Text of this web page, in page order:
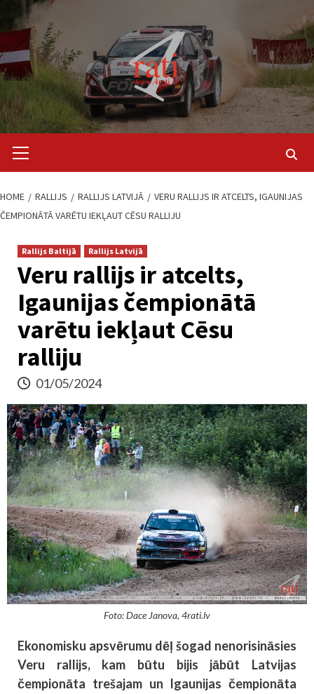
content
Menu
HOME RALLIJS RALLIJS LATVIJĀ
VERU RALLIJS IR ATCELTS, IGAUNIJAS
ČEMPIONĀTĀ VARĒTU IEKĻAUT CĒSU RALLIJU
Rallijs Baltijā Rallijs Latvijā
Veru rallijs ir atcelts,
Igaunijas čempionātā
varētu iekļaut Cēsu
ralliju
01/05/2024
Foto: Dace Janova, 4rati.lv
Ekonomisku apsvērumu dēļ šogad nenorisināsies
Veru rallijs, kam būtu bijis jābūt Latvijas
čempionāta trešajam un Igaunijas čempionāta